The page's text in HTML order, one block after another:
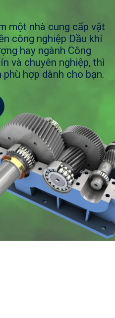
một nhà cung cấp vật
công nghiệp Dầu khí
hay ngành Công
và chuyên nghiệp, thì
hợp dành cho bạn.